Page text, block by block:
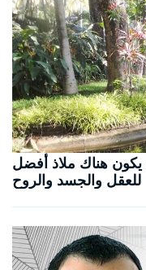
يكون هناك ملاذ أفضل
للعقل والجسد والروح